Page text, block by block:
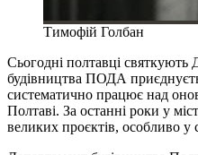
Тимофій Голбан
Сьогодні полтавці святкують
будівництва ПОДА
систематично працює над
Полтаві. За останні роки у
великих проєктів, особливо у